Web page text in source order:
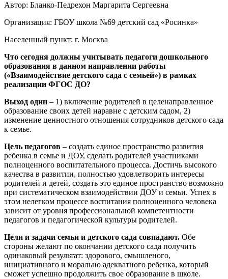
Автор: Бланко-Педрехон Маргарита Сергеевна
Организация: ГБОУ школа №69 детский сад «Росинка»
Населенный пункт: г. Москва
Что сегодня должны учитывать педагоги дошкольного
образования в данном направлении работы
(«Взаимодействие детского сада с семьей») в рамках
реализации ФГОС ДО?
Выход один – 1) включение родителей в целенаправленное
образование своих детей наравне с детским садом, 2)
изменение ценностного отношения сотрудников детского сада
к семье.
Цель педагогов – создать единое пространство развития
ребенка в семье и ДОУ, сделать родителей участниками
полноценного воспитательного процесса. Достичь высокого
качества в развитии, полностью удовлетворить интересы
родителей и детей, создать это единое пространство возможно
при систематическом взаимодействии ДОУ и семьи. Успех в
этом нелегком процессе воспитания полноценного человека
зависит от уровня профессиональной компетентности
педагогов и педагогической культуры родителей.
Цели и задачи семьи и детского сада совпадают. Обе
стороны желают по окончании детского сада получить
одинаковый результат: здорового, смышленого,
инициативного и морально адекватного ребенка, который
сможет успешно продолжить свое образование в школе.